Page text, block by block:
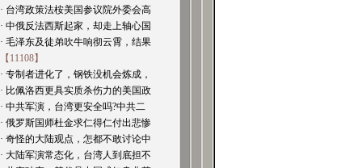
· 台湾政策法桉美国参议院外委会高
· 中俄反法西斯起家，却走上轴心国
· 毛泽东及徒弟吹牛响彻云霄，结果
【11108】
· 专制者进化了，钢铁没机会炼成，
· 比佩洛西更具实质杀伤力的美国政
· 中共军演，台湾更安全吗?中共二
· 俄罗斯国师杜金求仁得仁付出悲惨
· 奇怪的大陆观点，怎都不敢讨论中
· 大陆军演常态化，台湾人到底担不